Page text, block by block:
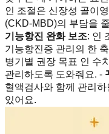
인 조절은 신장성 골이
(CKD-MBD)의 부담을
기능항진 완화 보조: 인
기능항진증 관리의 한
병기별 권장 목표 인 수
관리하도록 도와줘요. -
혈액검사와 함께 관리
있어요.